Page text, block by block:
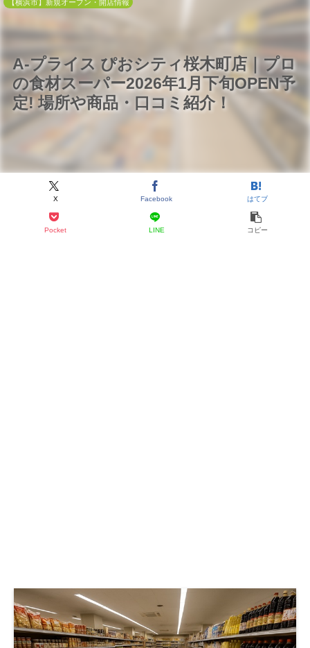
A-プライス ぴおシティ桜木町店｜プロ
の食材スーパー2026年1月下旬OPEN予
定! 場所や商品・口コミ紹介！
【横浜市】新規オープン・開店情報
X Facebook はてブ
Pocket LINE コピー